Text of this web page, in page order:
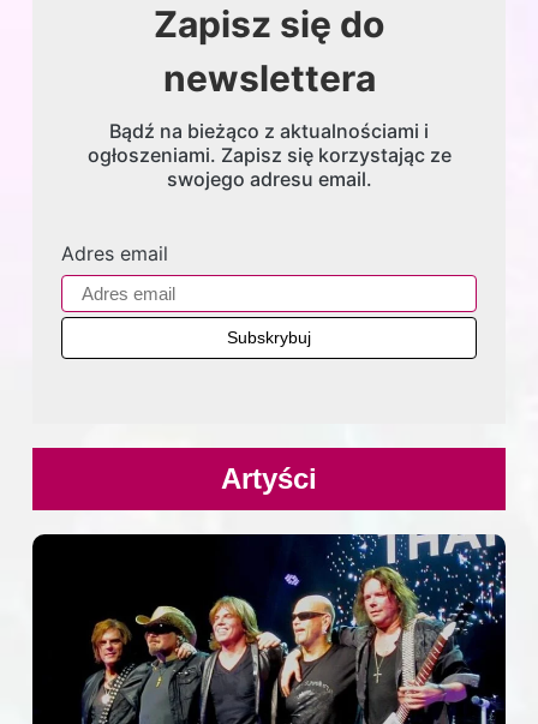
Zapisz się do
newslettera
Bądź na bieżąco z aktualnościami i
ogłoszeniami. Zapisz się korzystając ze
swojego adresu email.
Adres email
Artyści